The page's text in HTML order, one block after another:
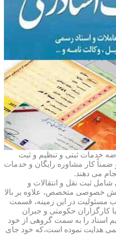
خدمات ثبتی و تنظیم و ثبت
ضمناً کار مشاوره رایگان و خدمات
می دهند.
ثبت نقل و انتقالات و
خصوصی متخصص، علاوه بر بالا
مسئولیت در این زمینه، قسمت
کارگزاران حکومتی و جبران
اسناد را به سمت گروهی از خود
هدایت نموده است،که خود جای